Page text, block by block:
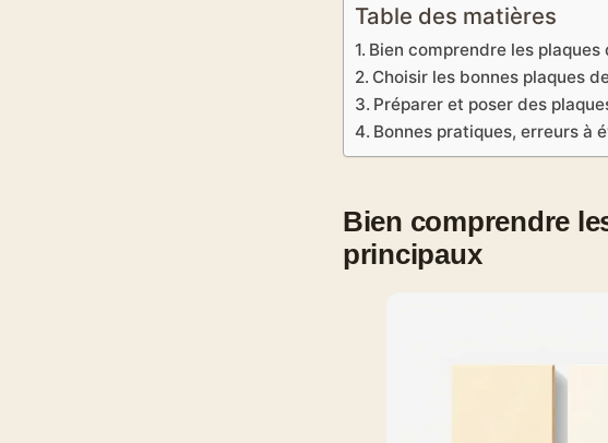
Table des matières
Bien comprendre les
Choisir les bonnes plaques
Préparer et poser des
Bonnes pratiques, erreurs à
Bien comprendre
principaux